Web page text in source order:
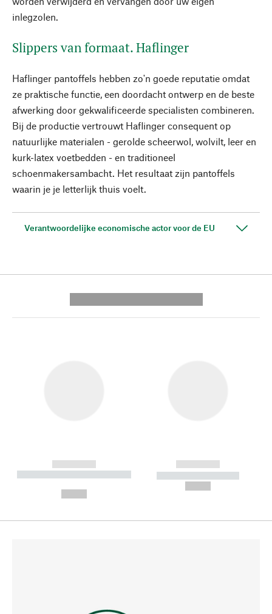
inlegzolen.
Slippers van formaat. Haflinger
Haflinger pantoffels hebben zo'n goede reputatie omdat
ze praktische functie, een doordacht ontwerp en de beste
afwerking door gekwalificeerde specialisten combineren.
Bij de productie vertrouwt Haflinger consequent op
natuurlijke materialen - gerolde scheerwol, wolvilt, leer en
kurk-latex voetbedden - en traditioneel
schoenmakersambacht. Het resultaat zijn pantoffels
waarin je je letterlijk thuis voelt.
Verantwoordelijke economische actor voor de EU
------------
----------- ----------- --------
------------
----------- -----------